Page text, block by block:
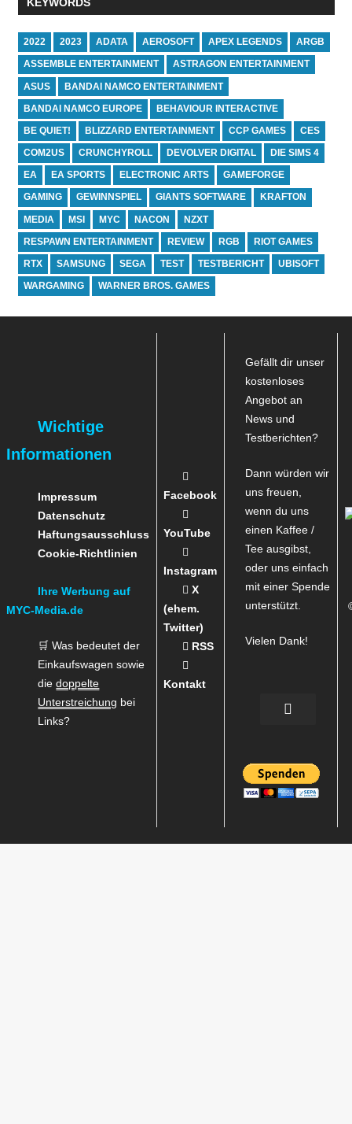
KEYWORDS
2022 2023 ADATA AEROSOFT APEX LEGENDS ARGB
ASSEMBLE ENTERTAINMENT ASTRAGON ENTERTAINMENT
ASUS BANDAI NAMCO ENTERTAINMENT
BANDAI NAMCO EUROPE BEHAVIOUR INTERACTIVE
BE QUIET! BLIZZARD ENTERTAINMENT CCP GAMES CES
COM2US CRUNCHYROLL DEVOLVER DIGITAL DIE SIMS 4
EA EA SPORTS ELECTRONIC ARTS GAMEFORGE
GAMING GEWINNSPIEL GIANTS SOFTWARE KRAFTON
MEDIA MSI MYC NACON NZXT
RESPAWN ENTERTAINMENT REVIEW RGB RIOT GAMES
RTX SAMSUNG SEGA TEST TESTBERICHT UBISOFT
WARGAMING WARNER BROS. GAMES
Wichtige
Informationen
Impressum
Datenschutz
Haftungsausschluss
Cookie-Richtlinien
Ihre Werbung auf
MYC-Media.de
🛒 Was bedeutet der
Einkaufswagen sowie
diedoppelte
Unterstreichung bei
Links?
Facebook
YouTube
Instagram
X
(ehem.
Twitter)
RSS
Kontakt
Gefällt dir unser
kostenloses
Angebot an
News und
Testberichten?
Dann würden wir
uns freuen,
wenn du uns
einen Kaffee /
Tee ausgibst,
oder uns einfach
mit einer Spende
unterstützt.
Vielen Dank!